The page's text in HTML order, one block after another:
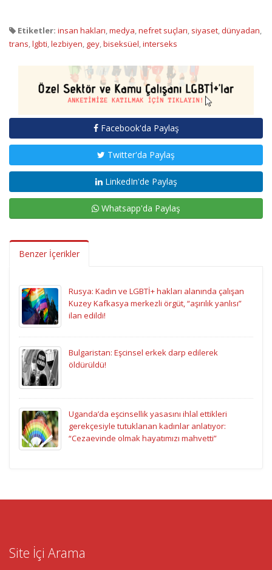
Etiketler: insan hakları,medya,nefret suçları, siyaset,dünyadan,
trans,lgbti,lezbiyen, gey,biseksüel,interseks
Facebook'da Paylaş
Twitter'da Paylaş
LinkedIn'de Paylaş
Whatsapp'da Paylaş
Benzer İçerikler
Rusya: Kadın ve LGBTİ+ hakları alanında çalışan
Kuzey Kafkasya merkezli örgüt, “aşırılık yanlısı”
ilan edildi!
Bulgaristan: Eşcinsel erkek darp edilerek
öldürüldü!
Uganda’da eşcinsellik yasasını ihlal ettikleri
gerekçesiyle tutuklanan kadınlar anlatıyor:
“Cezaevinde olmak hayatımızı mahvetti”
Site İçi Arama